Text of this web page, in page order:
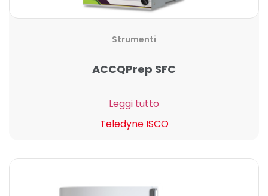
Strumenti
ACCQPrep SFC
Leggi tutto
Teledyne ISCO